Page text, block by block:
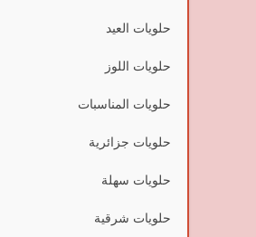
حلويات العيد
حلويات اللوز
حلويات المناسبات
حلويات جزائرية
حلويات سهلة
حلويات شرقية